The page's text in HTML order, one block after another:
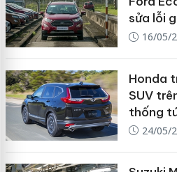
sửa lỗi
16/05/
Honda
SUV
thống
24/05/